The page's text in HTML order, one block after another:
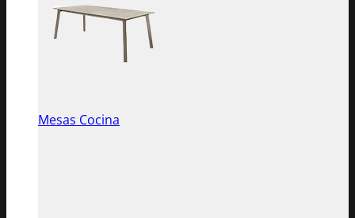
Mesas Cocina